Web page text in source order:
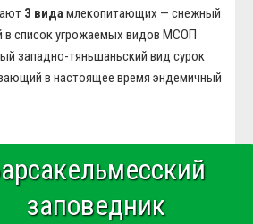
3 видамлекопитающих — снежный
в список угрожаемых видов МСОП
западно-тяньшаньский вид сурок
в настоящее время эндемичный
заповедник